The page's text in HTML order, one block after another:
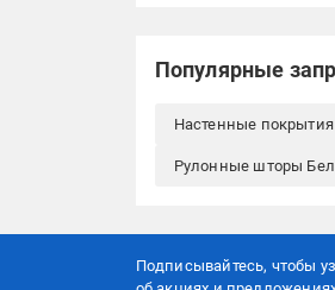
Популярные
Настенные покрытия
Рулонные шторы
Подписывайтесь, чтобы